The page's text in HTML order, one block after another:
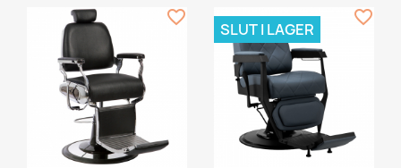
favorite_border
SLUT I LAGER
favorite_border